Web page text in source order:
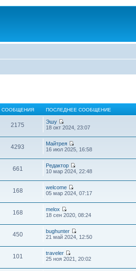
СООБЩЕНИЯ ПОСЛЕДНЕЕ СООБЩЕНИЕ
2175
Эшу
18 окт 2024, 23:07
4293
Майтрея
16 июл 2025, 16:58
661
Редактор
10 мар 2024, 22:48
168
welcome
05 мар 2024, 07:17
168
melox
18 сен 2020, 08:24
450
bughunter
21 май 2024, 12:50
101
traveler
25 ноя 2021, 20:02